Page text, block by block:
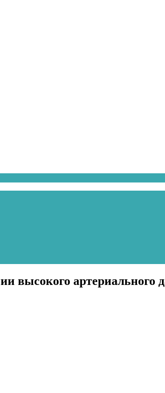
высокого артериального